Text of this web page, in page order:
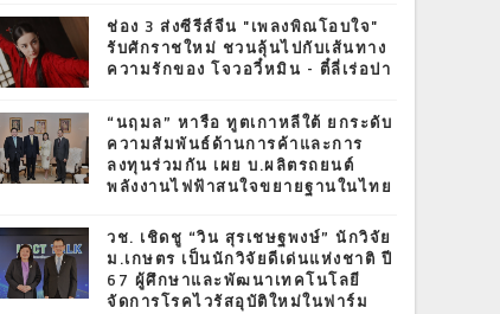
ช่อง 3 ส่งซีรีส์จีน "เพลงพิณโอบใจ"
รับศักราชใหม่ ชวนลุ้นไปกับเส้นทาง
ความรักของ โจวอวี๋หมิน - ตี๋ลี่เร่อปา
“นฤมล” หารือ ทูตเกาหลีใต้ ยกระดับ
ความสัมพันธ์ด้านการค้าและการ
ลงทุนร่วมกัน เผย บ.ผลิตรถยนต์
พลังงานไฟฟ้าสนใจขยายฐานในไทย
วช. เชิดชู “วิน สุรเชษฐพงษ์” นักวิจัย
ม.เกษตร เป็นนักวิจัยดีเด่นแห่งชาติ ปี
67 ผู้ศึกษาและพัฒนาเทคโนโลยี
จัดการโรคไวรัสอุบัติใหม่ในฟาร์ม